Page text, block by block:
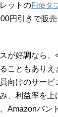
ットのFireタ
円引きで販
が好調なら、
こともありえ
向けのサービ
、利益率を上
Amazonパン